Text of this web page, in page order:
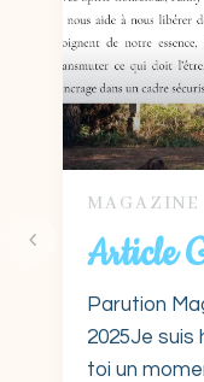
MAGAZINE
Article
Parution
2025Je suis
toi un